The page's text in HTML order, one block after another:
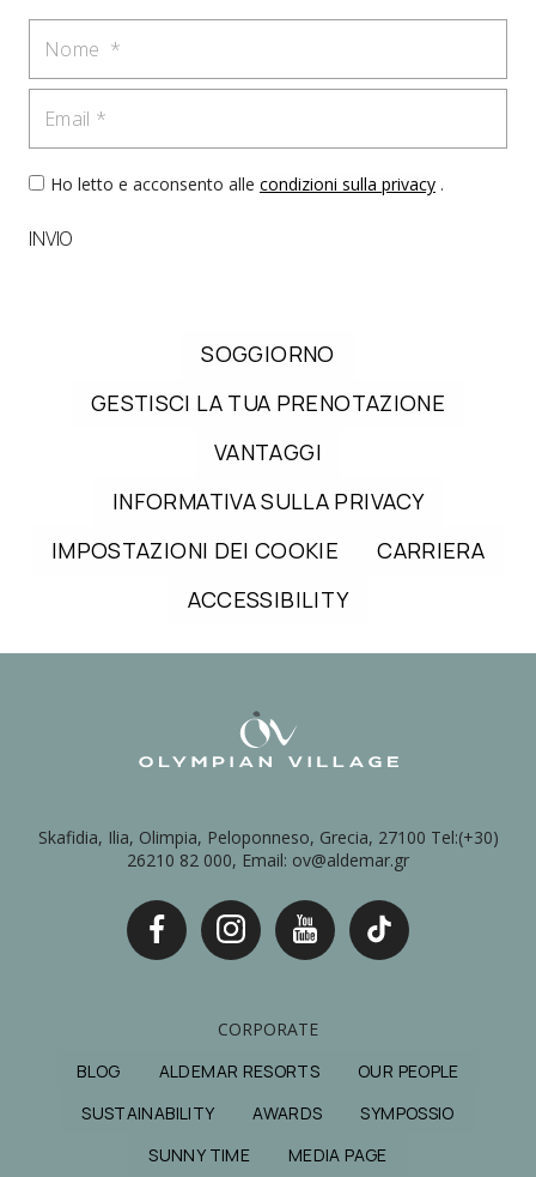
Ho letto e acconsento alle condizioni sulla privacy .
INVIO
SOGGIORNO
GESTISCI LA TUA PRENOTAZIONE
VANTAGGI
INFORMATIVA SULLA PRIVACY
IMPOSTAZIONI DEI COOKIE
CARRIERA
ACCESSIBILITY
Skafidia, Ilia, Olimpia, Peloponneso, Grecia, 27100 Tel:(+30)
26210 82 000, Email: ov@aldemar.gr
CORPORATE
BLOG
ALDEMAR RESORTS
OUR PEOPLE
SUSTAINABILITY
AWARDS
SYMPOSSIO
SUNNY TIME
MEDIA PAGE